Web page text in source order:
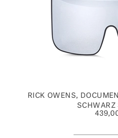
RICK OWENS,
SCHWARZ